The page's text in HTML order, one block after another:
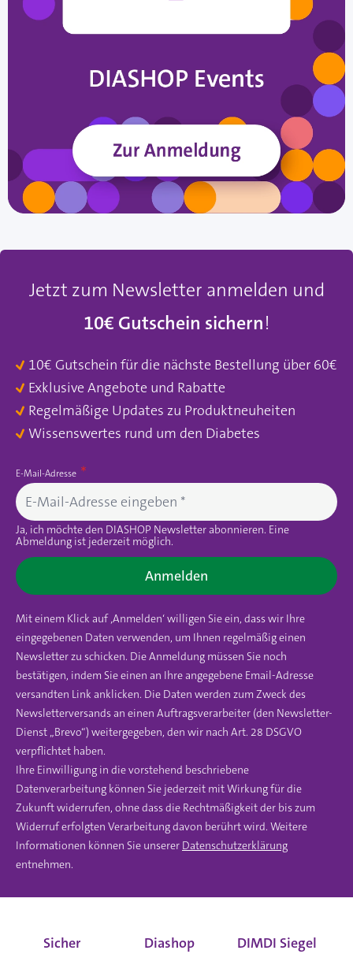
Jetzt zum Newsletter anmelden und
10€ Gutschein sichern!
10€ Gutschein für die nächste Bestellung über 60€
Exklusive Angebote und Rabatte
Regelmäßige Updates zu Produktneuheiten
Wissenswertes rund um den Diabetes
E-Mail-Adresse
Ja, ich möchte den DIASHOP Newsletter abonnieren. Eine
Abmeldung ist jederzeit möglich.
Anmelden
Mit einem Klick auf ‚Anmelden‘ willigen Sie ein, dass wir Ihre
eingegebenen Daten verwenden, um Ihnen regelmäßig einen
Newsletter zu schicken. Die Anmeldung müssen Sie noch
bestätigen, indem Sie einen an Ihre angegebene Email-Adresse
versandten Link anklicken. Die Daten werden zum Zweck des
Newsletterversands an einen Auftragsverarbeiter (den Newsletter-
Dienst „Brevo“) weitergegeben, den wir nach Art. 28 DSGVO
verpflichtet haben.
Ihre Einwilligung in die vorstehend beschriebene
Datenverarbeitung können Sie jederzeit mit Wirkung für die
Zukunft widerrufen, ohne dass die Rechtmäßigkeit der bis zum
Widerruf erfolgten Verarbeitung davon berührt wird. Weitere
Informationen können Sie unserer Datenschutzerklärung
entnehmen.
Sicher
Diashop
DIMDI Siegel